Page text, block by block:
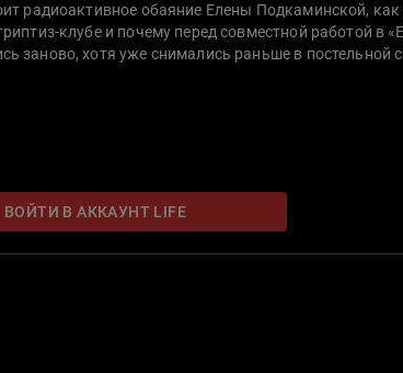
радиоактивное обаяние Елены Подкаминской,
клубе и почему перед совместной работой в
заново, хотя уже снимались раньше в постельной
ВОЙТИ В АККАУНТ LIFE